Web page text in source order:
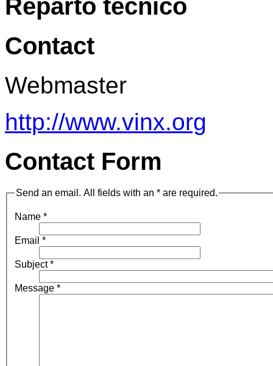
Reparto tecnico
Contact
Webmaster
http://www.vinx.org
Contact Form
Send an email. All fields with an * are required.
Name *
Email *
Subject*
Message *